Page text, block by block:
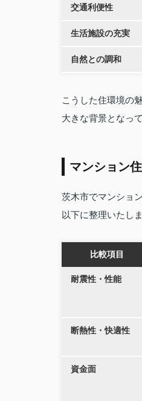
交通利便性
生活施設の充実
自然との調和
こうした住環境の
大きな背景となっ
マンション
茨木市でマンショ
以下に整理いたしま
比較項目
耐震性・性能
断熱性・快適性
資金面